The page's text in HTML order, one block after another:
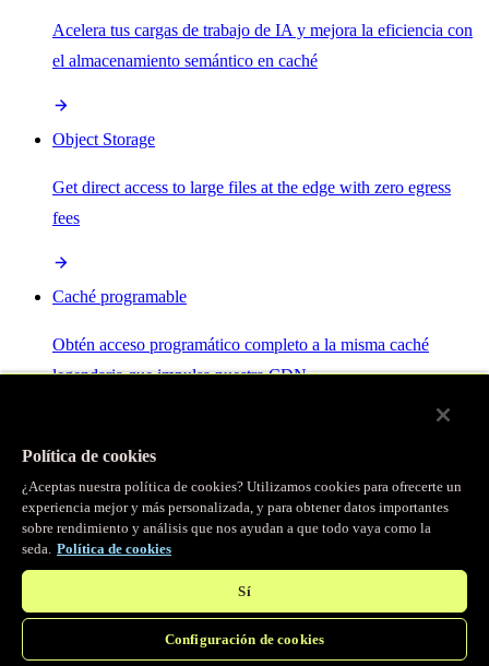
Acelera tus cargas de trabajo de IA y mejora la eficiencia con
el almacenamiento semántico en caché
Object Storage
Get direct access to large files at the edge with zero egress
fees
Caché programable
Obtén acceso programático completo a la misma caché
legendaria que impulsa nuestra CDN.
Servidor MCP
Control por IA para tus servicios Fastly.
Política de cookies
¿Aceptas nuestra política de cookies? Utilizamos cookies para ofrecerte un
experiencia mejor y más personalizada, y para obtener datos importantes
sobre rendimiento y análisis que nos ayudan a que todo vaya como la
seda. Política de cookies
Sí
Configuración de cookies